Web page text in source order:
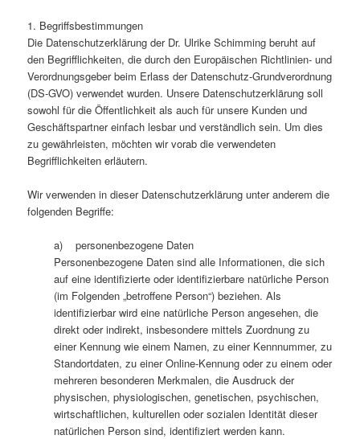
1. Begriffsbestimmungen
Die Datenschutzerklärung der Dr. Ulrike Schimming beruht auf
den Begrifflichkeiten, die durch den Europäischen Richtlinien- und
Verordnungsgeber beim Erlass der Datenschutz-Grundverordnung
(DS-GVO) verwendet wurden. Unsere Datenschutzerklärung soll
sowohl für die Öffentlichkeit als auch für unsere Kunden und
Geschäftspartner einfach lesbar und verständlich sein. Um dies
zu gewährleisten, möchten wir vorab die verwendeten
Begrifflichkeiten erläutern.
Wir verwenden in dieser Datenschutzerklärung unter anderem die
folgenden Begriffe:
a) personenbezogene Daten
Personenbezogene Daten sind alle Informationen, die sich
auf eine identifizierte oder identifizierbare natürliche Person
(im Folgenden „betroffene Person“) beziehen. Als
identifizierbar wird eine natürliche Person angesehen, die
direkt oder indirekt, insbesondere mittels Zuordnung zu
einer Kennung wie einem Namen, zu einer Kennnummer, zu
Standortdaten, zu einer Online-Kennung oder zu einem oder
mehreren besonderen Merkmalen, die Ausdruck der
physischen, physiologischen, genetischen, psychischen,
wirtschaftlichen, kulturellen oder sozialen Identität dieser
natürlichen Person sind, identifiziert werden kann.